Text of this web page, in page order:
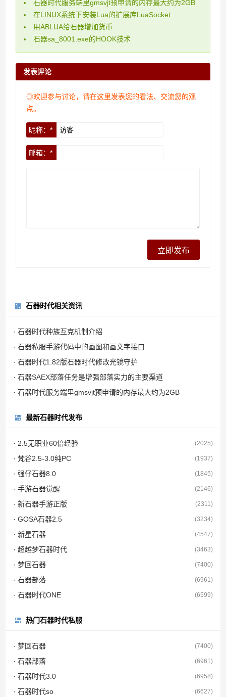
石器时代服务端里gmsvjt预申请的内存最大约为2GB
在LINUX系统下安装Lua的扩展库LuaSocket
用ABLUA给石器增加货币
石器sa_8001.exe的HOOK技术
发表评论
◎欢迎参与讨论，请在这里发表您的看法、交流您的观
点。
昵称：*
邮箱：*
石器时代相关资讯
· 石器时代种族互克机制介绍
· 石器私服手游代码中的画图和画文字接口
· 石器时代1.82版石器时代修改光镜守护
· 石器SAEX部落任务是增强部落实力的主要渠道
· 石器时代服务端里gmsvjt预申请的内存最大约为2GB
最新石器时代发布
· 2.5无职业60倍经验 (2025)
· 梵谷2.5-3.0纯PC (1937)
· 强仔石器8.0 (1845)
· 手游石器觉醒 (2146)
· 新石器手游正版 (2311)
· GOSA石器2.5 (3234)
· 新星石器 (4547)
· 超越梦石器时代 (3463)
· 梦回石器 (7400)
· 石器部落 (6961)
· 石器时代ONE (6599)
热门石器时代私服
· 梦回石器 (7400)
· 石器部落 (6961)
· 石器时代3.0 (6958)
· 石器时代so (6627)